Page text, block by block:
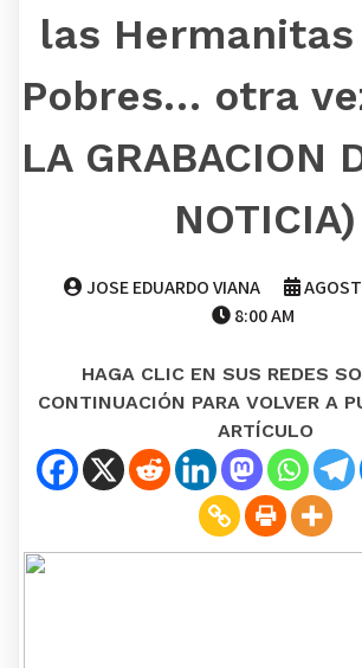
las
Pobres… otra
LA GRABACION
NOTICIA)
JOSE EDUARDO VIANA
8:00 AM
HAGA CLIC EN SUS REDES
CONTINUACIÓN PARA VOLVER A
ARTÍCULO